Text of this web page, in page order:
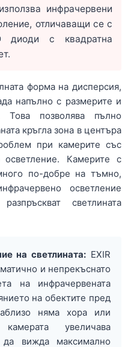
инфрачервени
отличаващи се с
диоди с квадратна
форма на дисперсия,
напълно с размерите и
Това позволява пълно
кръгла зона в центъра
при камерите със
осветление. Камерите с
по-добре на тъмно,
осветление
светлината
на светлината: EXIR
и непрекъснато
на инфрачервената
на обектите пред
няма хора или
увеличава
вижда максимално